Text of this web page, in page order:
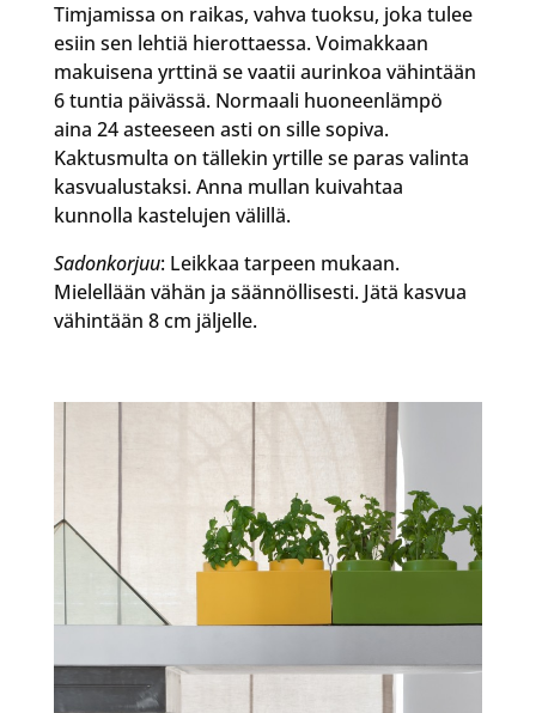
Timjamissa on raikas, vahva tuoksu, joka tulee
esiin sen lehtiä hierottaessa. Voimakkaan
makuisena yrttinä se vaatii aurinkoa vähintään
6 tuntia päivässä. Normaali huoneenlämpö
aina 24 asteeseen asti on sille sopiva.
Kaktusmulta on tällekin yrtille se paras valinta
kasvualustaksi. Anna mullan kuivahtaa
kunnolla kastelujen välillä.
Sadonkorjuu: Leikkaa tarpeen mukaan.
Mielellään vähän ja säännöllisesti. Jätä kasvua
vähintään 8 cm jäljelle.